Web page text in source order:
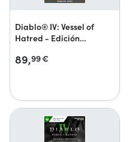
Diablo® IV: Vessel of
Hatred - Edición
89,99€